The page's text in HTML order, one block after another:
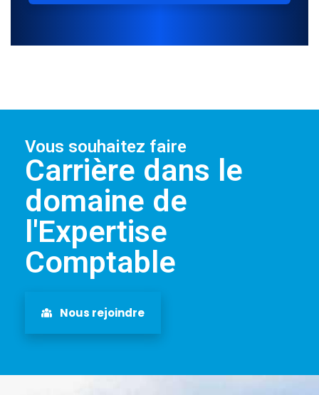
Vous souhaitez faire
Carrière dans le
domaine de
l'Expertise
Comptable
Nous rejoindre